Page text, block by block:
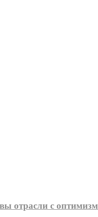
отрасли с